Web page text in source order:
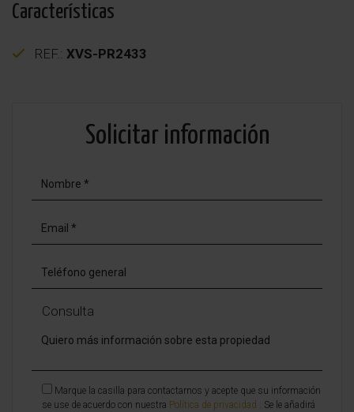
Características
REF.: XVS-PR2433
Solicitar información
Consulta
Marque la casilla para contactarnos y acepte que su información
se use de acuerdo con nuestra Política de privacidad . Se le añadirá